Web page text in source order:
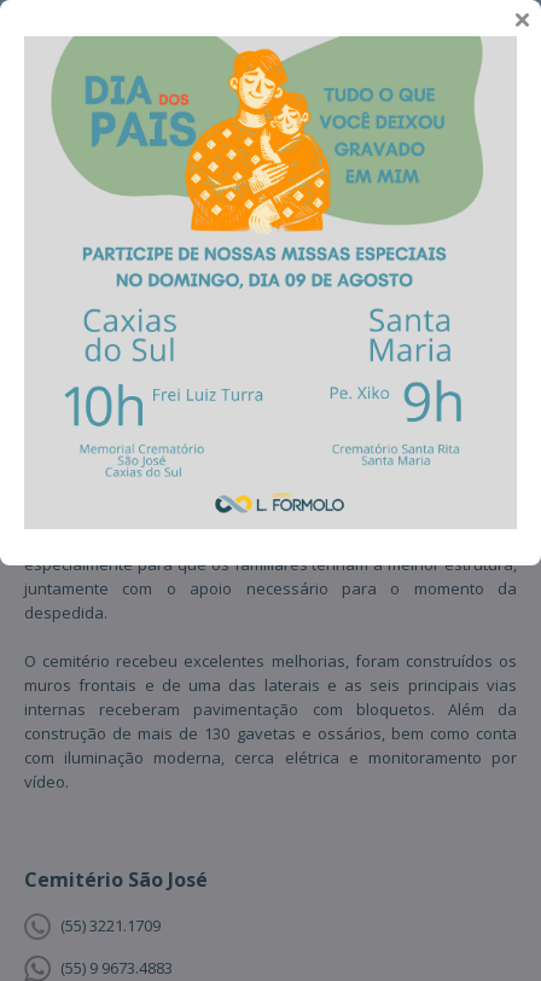
Telefones
Cemitério São José
Santa Maria | RS
Sobre
O Cemitério São José de Santa Maria é uma obra tradicional e
também o mais antigo da cidade. Ele conta com 1,2 hectares e 1.600
especialmente para que os familiares tenham a melhor estrutura,
juntamente com o apoio necessário para o momento da
despedida.
O cemitério recebeu excelentes melhorias, foram construídos os
muros frontais e de uma das laterais e as seis principais vias
internas receberam pavimentação com bloquetos. Além da
construção de mais de 130 gavetas e ossários, bem como conta
com iluminação moderna, cerca elétrica e monitoramento por
vídeo.
Cemitério São José
(55) 3221.1709
(55) 9 9673.4883